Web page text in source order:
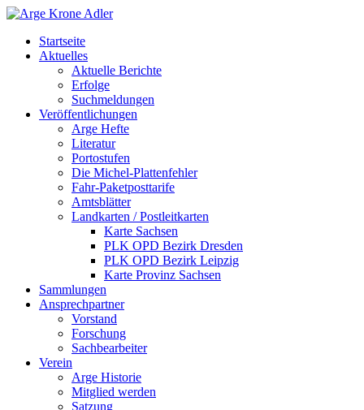
Startseite
Aktuelles
Aktuelle Berichte
Erfolge
Suchmeldungen
Veröffentlichungen
Arge Hefte
Literatur
Portostufen
Die Michel-Plattenfehler
Fahr-Paketposttarife
Amtsblätter
Landkarten / Postleitkarten
Karte Sachsen
PLK OPD Bezirk Dresden
PLK OPD Bezirk Leipzig
Karte Provinz Sachsen
Sammlungen
Ansprechpartner
Vorstand
Forschung
Sachbearbeiter
Verein
Arge Historie
Mitglied werden
Satzung